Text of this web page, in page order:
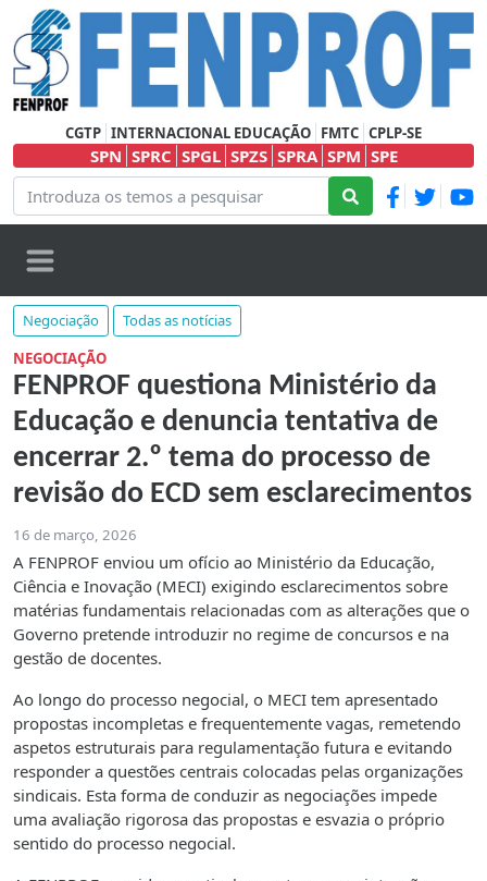
CGTP INTERNACIONAL EDUCAÇÃO FMTC CPLP-SE
SPN SPRC SPGL SPZS SPRA SPM SPE
Negociação
Todas as notícias
NEGOCIAÇÃO
FENPROF questiona Ministério da
Educação e denuncia tentativa de
encerrar 2.º tema do processo de
revisão do ECD sem esclarecimentos
16 de março, 2026
A FENPROF enviou um ofício ao Ministério da Educação,
Ciência e Inovação (MECI) exigindo esclarecimentos sobre
matérias fundamentais relacionadas com as alterações que o
Governo pretende introduzir no regime de concursos e na
gestão de docentes.
Ao longo do processo negocial, o MECI tem apresentado
propostas incompletas e frequentemente vagas, remetendo
aspetos estruturais para regulamentação futura e evitando
responder a questões centrais colocadas pelas organizações
sindicais. Esta forma de conduzir as negociações impede
uma avaliação rigorosa das propostas e esvazia o próprio
sentido do processo negocial.